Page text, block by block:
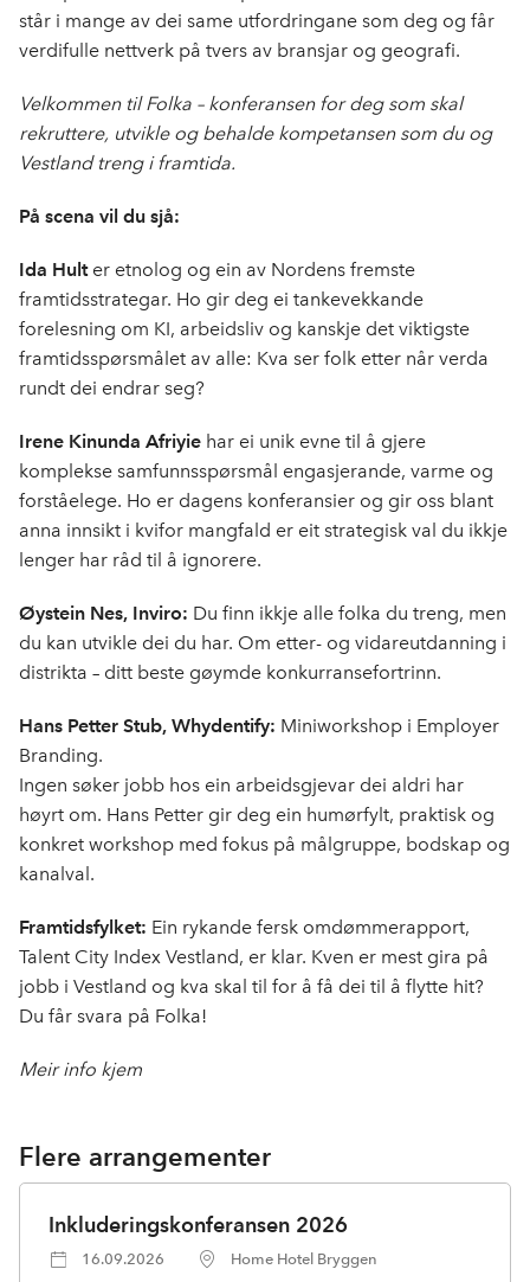
står i mange av dei same utfordringane som deg og får
verdifulle nettverk på tvers av bransjar og geografi.
Velkommen til Folka – konferansen for deg som skal
rekruttere, utvikle og behalde kompetansen som du og
Vestland treng i framtida.
På scena vil du sjå:
Ida Hulter etnolog og ein av Nordens fremste
framtidsstrategar. Ho gir deg ei tankevekkande
forelesning om KI, arbeidsliv og kanskje det viktigste
framtidsspørsmålet av alle: Kva ser folk etter når verda
rundt dei endrar seg?
Irene Kinunda Afriyie har ei unik evne til å gjere
komplekse samfunnsspørsmål engasjerande, varme og
forståelege. Ho er dagens konferansier og gir oss blant
anna innsikt i kvifor mangfald er eit strategisk val du ikkje
lenger har råd til å ignorere.
Øystein Nes, Inviro: Du finn ikkje alle folka du treng, men
du kan utvikle dei du har. Om etter- og vidareutdanning i
distrikta – ditt beste gøymde konkurransefortrinn.
Hans Petter Stub, Whydentify: Miniworkshop i Employer
Branding.
Ingen søker jobb hos ein arbeidsgjevar dei aldri har
høyrt om. Hans Petter gir deg ein humørfylt, praktisk og
konkret workshop med fokus på målgruppe, bodskap og
kanalval.
Framtidsfylket: Ein rykande fersk omdømmerapport,
Talent City Index Vestland, er klar. Kven er mest gira på
jobb i Vestland og kva skal til for å få dei til å flytte hit?
Du får svara på Folka!
Meir info kjem
Flere arrangementer
Inkluderingskonferansen 2026
16.09.2026 Home Hotel Bryggen